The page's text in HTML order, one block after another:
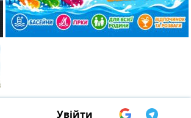
Увійти